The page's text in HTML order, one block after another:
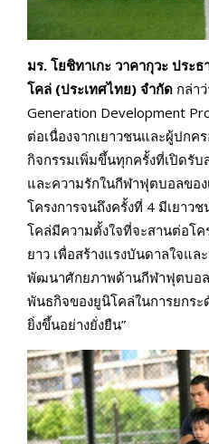
มร. โยชิทาเกะ วาคากุวะ ประ
โคล่ (ประเทศไทย) จำกัด กล่า
Generation Development
ต่อเนื่องจากเยาวชนและผู้ปกค
กิจกรรมเพิ่มขึ้นทุกครั้งที่เปิดรั
และความรักในกีฬาฟุตบอลขอ
โครงการจนถึงครั้งที่ 4 มีเยาว
โคล่มีความตั้งใจที่จะสานต่อโค
ยาว เพื่อสร้างแรงบันดาลใจแ
พัฒนาศักยภาพด้านกีฬาฟุตบอล
พันธกิจของยูนิโคล่ในการยกร
ยิ่งขึ้นอย่างยั่งยืน”